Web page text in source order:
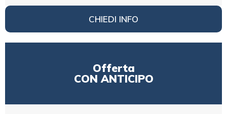
CHIEDI INFO
Offerta
CON ANTICIPO